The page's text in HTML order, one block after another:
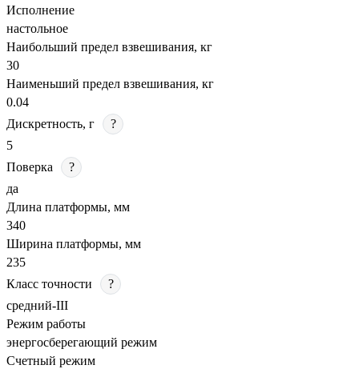
Исполнение
настольное
Наибольший предел взвешивания, кг
30
Наименьший предел взвешивания, кг
0.04
Дискретность, г
?
5
Поверка
?
да
Длина платформы, мм
340
Ширина платформы, мм
235
Класс точности
?
средний-III
Режим работы
энергосберегающий режим
Счетный режим